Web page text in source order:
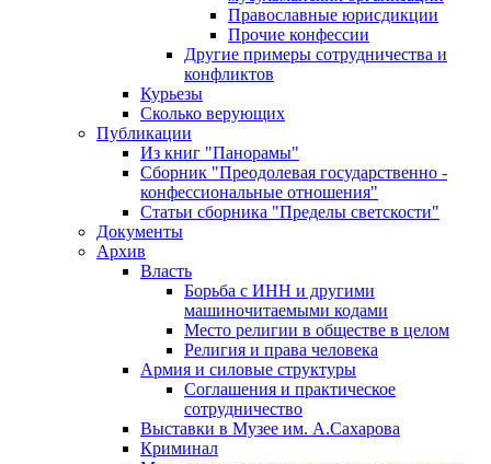
Православные юрисдикции
Прочие конфессии
Другие примеры сотрудничества и
конфликтов
Курьезы
Сколько верующих
Публикации
Из книг "Панорамы"
Сборник "Преодолевая государственно -
конфессиональные отношения"
Статьи сборника "Пределы светскости"
Документы
Архив
Власть
Борьба с ИНН и другими
машиночитаемыми кодами
Место религии в обществе в целом
Религия и права человека
Армия и силовые структуры
Соглашения и практическое
сотрудничество
Выставки в Музее им. А.Сахарова
Криминал